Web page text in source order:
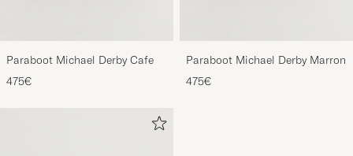
Paraboot Michael Derby Cafe
475€
Paraboot Michael Derby Marron
475€